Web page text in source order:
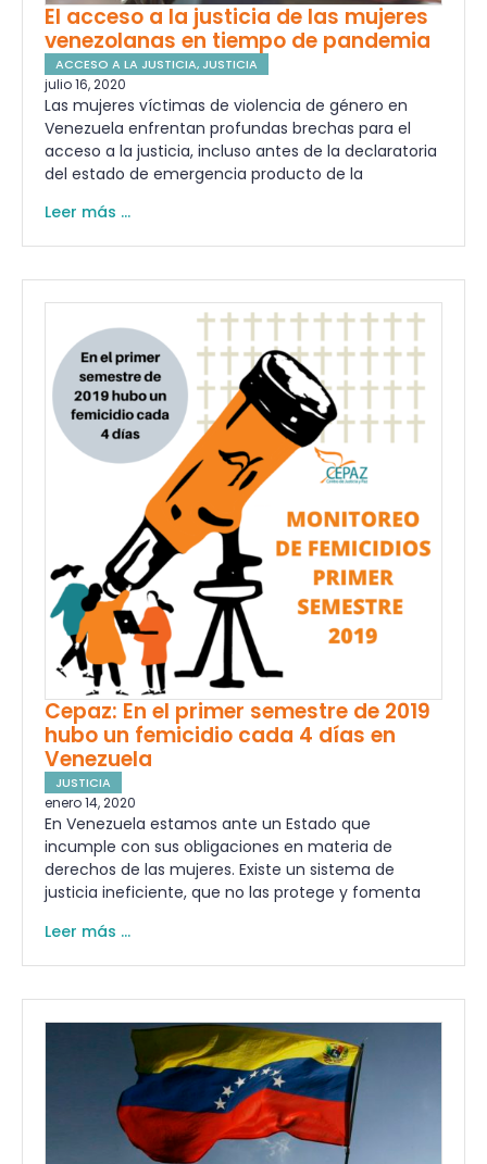
El acceso a la justicia de las mujeres
venezolanas en tiempo de pandemia
ACCESO A LA JUSTICIA, JUSTICIA
julio 16, 2020
Las mujeres víctimas de violencia de género en
Venezuela enfrentan profundas brechas para el
acceso a la justicia, incluso antes de la declaratoria
del estado de emergencia producto de la
Leer más ...
Cepaz: En el primer semestre de 2019
hubo un femicidio cada 4 días en
Venezuela
JUSTICIA
enero 14, 2020
En Venezuela estamos ante un Estado que
incumple con sus obligaciones en materia de
derechos de las mujeres. Existe un sistema de
justicia ineficiente, que no las protege y fomenta
Leer más ...